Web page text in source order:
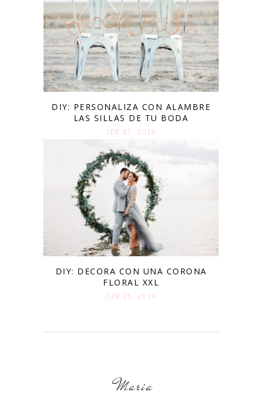
DIY: PERSONALIZA CON ALAMBRE
LAS SILLAS DE TU BODA
SEP 17. 2019
DIY: DECORA CON UNA CORONA
FLORAL XXL
JUN 25. 2019
Maria